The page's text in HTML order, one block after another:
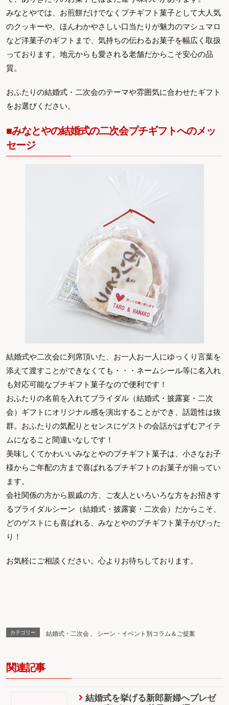
みなとやでは、お煎餅だけでなくプチギフト菓子として大人気
のクッキーや、ほんわかやさしい口当たりが魅力のマシュマロ
など洋菓子のギフトまで、気持ちの伝わるお菓子を幅広く取扱
っております。地元からも愛される老舗だからこそ安心の品
質。
おふたりの結婚式・二次会のテーマや雰囲気に合わせたギフト
をお選びください。
■みなとやの結婚式の二次会プチギフトへのメッ
セージ
結婚式や二次会に列席頂いた、お一人お一人にゆっくり言葉を
添えて渡すことができなくても・・・ネームシール等に名入れ
も対応可能なプチギフト菓子なので便利です！
おふたりの名前を入れてブライダル（結婚式・披露宴・二次
会）ギフトにオリジナル感を演出することができ、話題性は抜
群。おふたりの気配りとセンスにゲストの会話がはずむアイテ
ムになること間違いなしです！
美味しくてかわいいみなとやのプチギフト菓子は、小さなお子
様からご年配の方まで喜ばれるプチギフトのお菓子が揃ってい
ます。
会社関係の方から親戚の方、ご友人といろいろな方をお招きす
るブライダルシーン（結婚式・披露宴・二次会）だからこそ、
どのゲストにも喜ばれる、みなとやのプチギフト菓子がぴった
り！
お気軽にご相談ください。心よりお待ちしております。
カテゴリー 結婚式・二次会 シーン・イベント別コラム＆ご提案
関連記事
結婚式を挙げる新郎新婦へプレゼ